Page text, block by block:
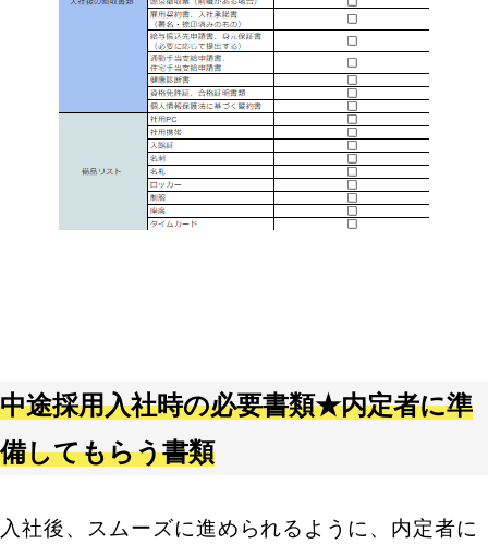
中途採用入社時の必要書類★内定者に準
備してもらう書類
入社後、スムーズに進められるように、内定者に